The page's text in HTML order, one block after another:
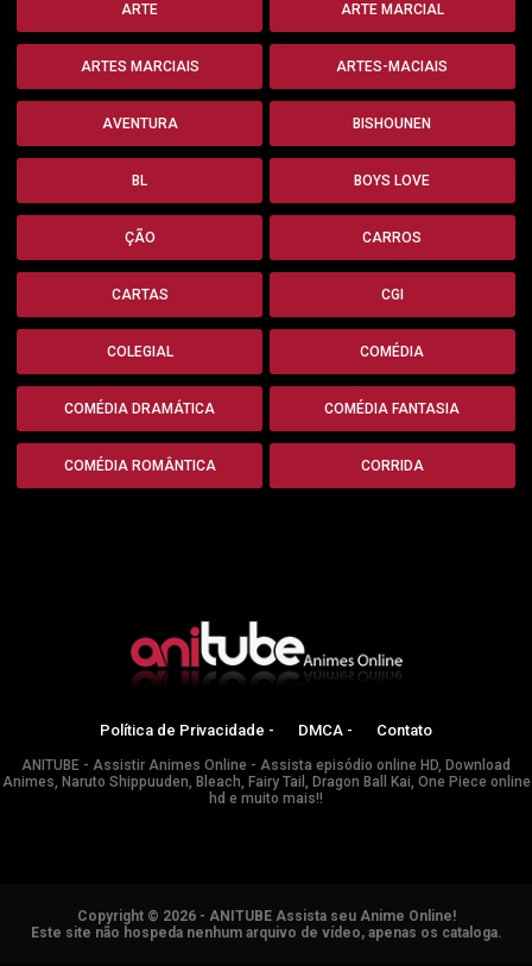
ARTE ARTE MARCIAL
ARTES MARCIAIS ARTES-MACIAIS
AVENTURA BISHOUNEN
BL BOYS LOVE
ÇÃO CARROS
CARTAS CGI
COLEGIAL COMÉDIA
COMÉDIA DRAMÁTICA COMÉDIA FANTASIA
COMÉDIA ROMÂNTICA CORRIDA
Política de Privacidade - DMCA - Contato
ANITUBE - Assistir Animes Online - Assista episódio online HD, Download
Animes, Naruto Shippuuden, Bleach, Fairy Tail, Dragon Ball Kai, One Piece online
hd e muito mais!!
Copyright © 2026 - ANITUBE Assista seu Anime Online!
Este site não hospeda nenhum arquivo de vídeo, apenas os cataloga.